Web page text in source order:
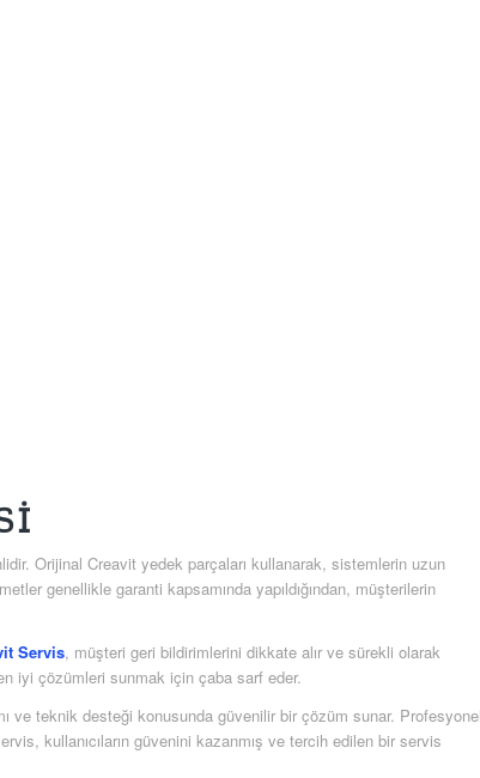
Orijinal Creavit yedek parçaları kullanarak, sistemlerin uzun
genellikle garanti kapsamında yapıldığından, müşterilerin
Servis, müşteri geri bildirimlerini dikkate alır ve sürekli olarak
iyi çözümleri sunmak için çaba sarf eder.
ve teknik desteği konusunda güvenilir bir çözüm sunar.
kullanıcıların güvenini kazanmış ve tercih edilen bir servis